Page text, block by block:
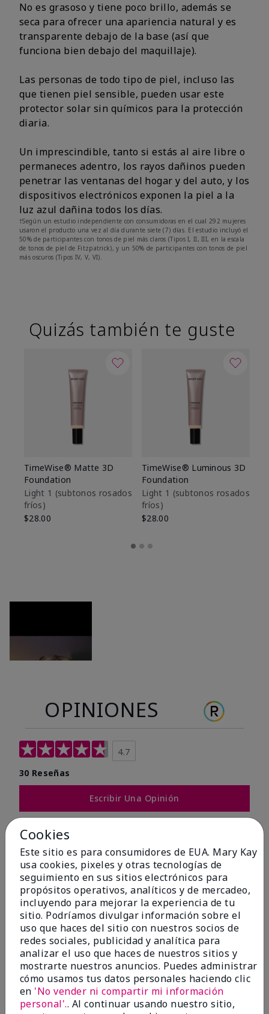
No es grasoso y tiene poco brillo, además se
seca para ofrecer una apariencia natural y es
transparente debajo de la base (así que
funciona bien debajo del maquillaje).
Las personas de todo tipo de piel, incluso las
que tienen piel sensible, pueden usar este
protector solar sin químicos para la protección
diaria.
Un imprescindible, tanto si estás al aire libre o
permaneces adentro, los rayos dañinos pueden
penetrar las ventanas del hogar y del auto, y los
dispositivos electrónicos exponen la piel a la
luz azul dañina todos los días.
†Según un estudio independiente con consumidoras en el cual 292 mujeres
usaron el producto una vez al día durante siete (7) días. El estudio incluyó el
50% de participantes con tonos de piel más claros (Tipos I, II, III, en la escala
de tonos de piel de Fitzpatrick), y un 50% de participantes con tonos de piel
más oscuros (Tipos IV, V, VI).
Quizás también te guste
TimeWise® Matte 3D
Foundation
Light 1​ (subtonos rosados
fríos)
$28.00
TimeWise® Luminous 3D
Foundation
Light 1​ (subtonos rosados
fríos)
$28.00
OPINIONES
4.7
30 Reseñas
Escribir Una Opinión
93%
de los encuestados recomendaría a un amigo.
5 estrellas
24
4 estrellas
4
3 estrellas
0
2 estrellas
1 estrella
0
Tipo De Piel
Cookies
Este sitio es para consumidores de EUA. Mary Kay
usa cookies, pixeles y otras tecnologías de
seguimiento en sus sitios electrónicos para
propósitos operativos, analíticos y de mercadeo,
incluyendo para mejorar la experiencia de tu
sitio. Podríamos divulgar información sobre el
uso que haces del sitio con nuestros socios de
redes sociales, publicidad y analítica para
analizar el uso que haces de nuestros sitios y
mostrarte nuestros anuncios. Puedes administrar
cómo usamos tus datos personales haciendo clic
en 'No vender ni compartir mi información
personal'.. Al continuar usando nuestro sitio,